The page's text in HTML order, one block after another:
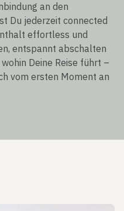
effortless und
entspannt abschalten
Deine Reise führt –
vom ersten Moment an